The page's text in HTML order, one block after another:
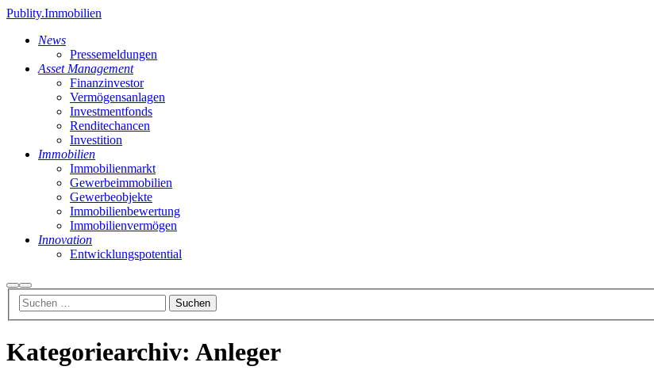
Publity.Immobilien
News
Pressemeldungen
Asset Management
Finanzinvestor
Vermögensanlagen
Investmentfonds
Renditechancen
Investition
Immobilien
Immobilienmarkt
Gewerbeimmobilien
Gewerbeobjekte
Immobilienbewertung
Immobilienvermögen
Innovation
Entwicklungspotential
Suchen
Hauptmenü
Kategoriearchiv: Anleger